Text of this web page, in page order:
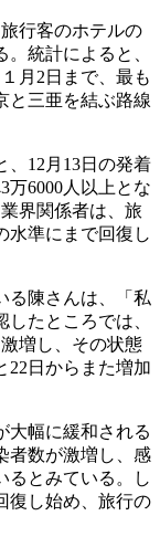
行客のホテルの
統計によると、
月2日まで、最も
と三亜を結ぶ路線
、12月13日の発着
万6000人以上とな
界関係者は、旅
水準にまで回復し
る陳さんは、「私
たところでは、
増し、その状態
22日からまた増加
大幅に緩和される
者数が激増し、感
るとみている。し
復し始め、旅行の